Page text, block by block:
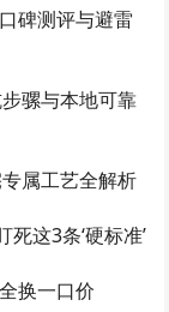
碑测评与避雷
骡与本地可靠
属工艺全解析
这3条‘硬标准’
换一口价